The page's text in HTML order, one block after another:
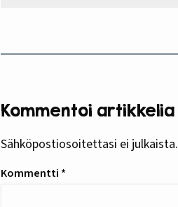
Kommentoi artikkelia
Sähköpostiosoitettasi ei julkaista.
Kommentti *